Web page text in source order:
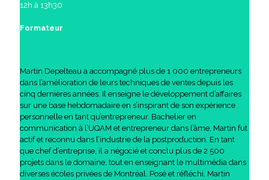
12h à 13h30
Formateur
Martin Depelteau a accompagné plus de 1 000 entrepreneurs
dans l’amélioration de leurs techniques de ventes depuis les
cinq dernières années. Il enseigne le développement d’affaires
sur une base hebdomadaire en s’inspirant de son expérience
personnelle en tant qu’entrepreneur. Bachelier en
communication à l’UQAM et entrepreneur dans l’âme, Martin fut
actif et reconnu dans l’industrie de la postproduction. En tant
que chef d’entreprise, il a négocié et conclu plus de 2 500
projets dans le domaine, tout en enseignant le multimédia dans
diverses écoles privées de Montréal. Posé et réfléchi, Martin